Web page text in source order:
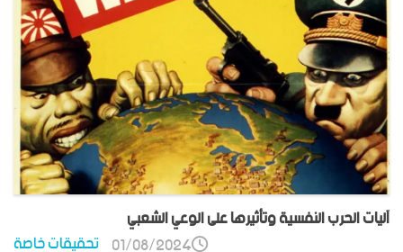
آليات الحرب النفسية وتأثيرها على الوعي الشعبي
تحقيقات خاصة